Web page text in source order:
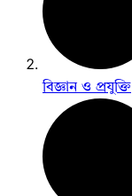
বিজ্ঞান ও প্রযুক্তি